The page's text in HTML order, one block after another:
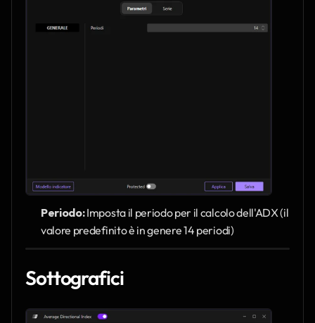
Periodo: Imposta il periodo per il calcolo dell'ADX (il
valore predefinito è in genere 14 periodi)
Sottografici